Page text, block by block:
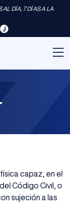
AL DÍA, 7 DÍAS A LA
capaz, en el
Código Civil, o
sujeción a las